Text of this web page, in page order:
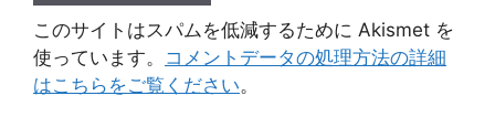
このサイトはスパムを低減するために Akismet を
使っています。 コメントデータの処理方法の詳細
はこちらをご覧ください。